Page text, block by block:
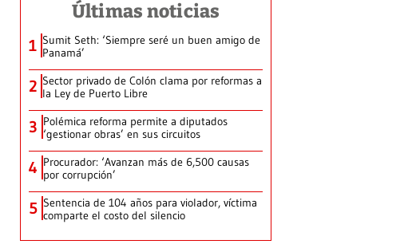
Últimas noticias
1 Sumit Seth: ‘Siempre seré un buen amigo de
Panamá’
2 Sector privado de Colón clama por reformas a
la Ley de Puerto Libre
3 Polémica reforma permite a diputados
‘gestionar obras’ en sus circuitos
4 Procurador: ‘Avanzan más de 6,500 causas
por corrupción’
5 Sentencia de 104 años para violador, víctima
comparte el costo del silencio